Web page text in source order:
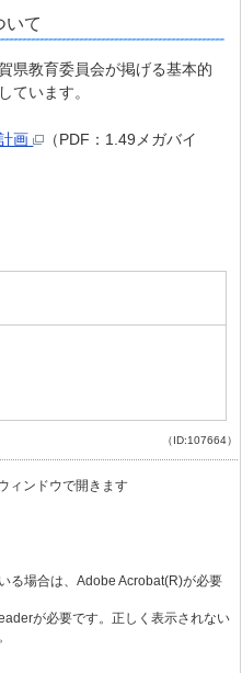
いて
県教育委員会が掲げる基本的
ています。
画
（PDF：1.49メガバイ
（ID:107664）
ィンドウで開きます
る場合は、Adobe Acrobat(R)が必要
が必要です。正しく表示されない